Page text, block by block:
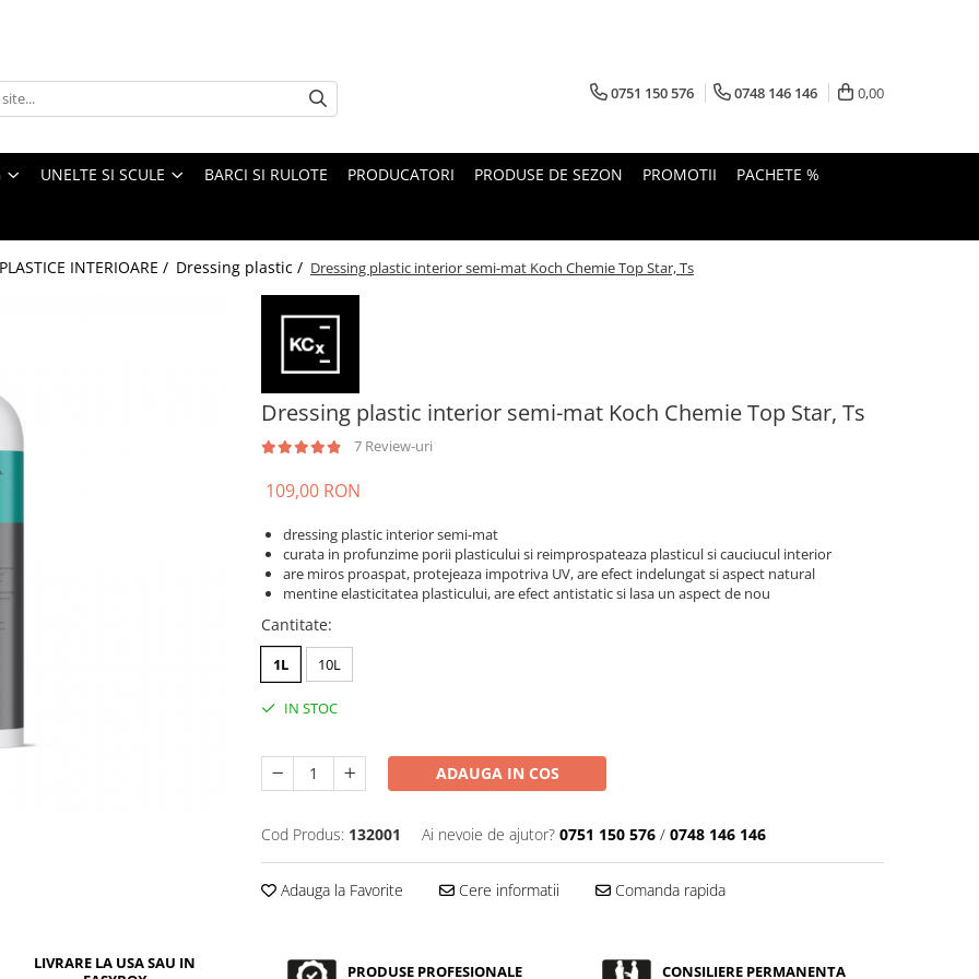
0751 150 576 0748 146 146 0,00
UNELTE SI SCULE BARCI SI RULOTE PRODUCATORI PRODUSE DE SEZON PROMOTII PACHETE %
PLASTICE INTERIOARE / Dressing plastic / Dressing plastic interior semi-mat Koch Chemie Top Star, Ts
Dressing plastic interior semi-mat Koch Chemie Top Star, Ts
7 Review-uri
109,00 RON
dressing plastic interior semi-mat
curata in profunzime porii plasticului si reimprospateaza plasticul si cauciucul interior
are miros proaspat, protejeaza impotriva UV, are efect indelungat si aspect natural
mentine elasticitatea plasticului, are efect antistatic si lasa un aspect de nou
Cantitate:
1L 10L
IN STOC
ADAUGA IN COS
Cod Produs: 132001 Ai nevoie de ajutor? 0751 150 576 / 0748 146 146
Adauga la Favorite Cere informatii Comanda rapida
LIVRARE LA USA SAU IN
PRODUSE PROFESIONALE CONSILIERE PERMANENTA